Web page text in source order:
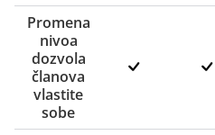
Promena
nivoa
dozvola
članova
vlastite
sobe